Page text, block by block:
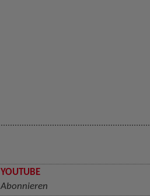
YOUTUBE
Abonnieren